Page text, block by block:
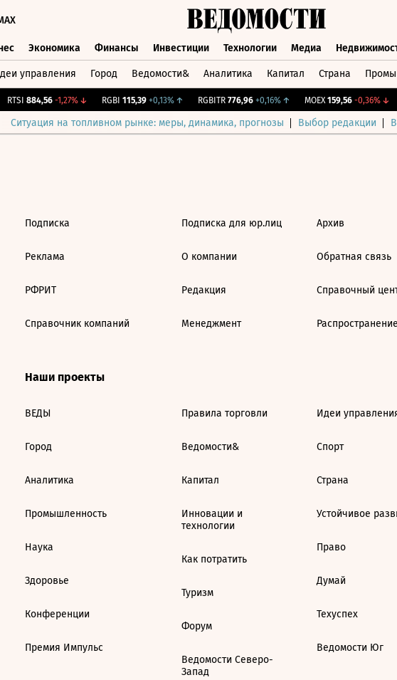
Экономика Финансы Инвестиции Технологии Медиа
управления Город Ведомости& Аналитика Капитал Страна
RTSI 884,56 -1,27%↓ RGBI 115,39 +0,13%↑ RGBITR 776,96 +0,16%↑ MOEX 159,56 -0,36%↓
Ситуация на топливном рынке: меры, динамика, прогнозы Выбор редакции
Подписка
Реклама
РФРИТ
Справочник компаний
Подписка для юр.лиц
О компании
Редакция
Менеджмент
Архив
Обратная связь
Справочный
Распространение
Наши проекты
ВЕДЫ
Город
Аналитика
Промышленность
Наука
Здоровье
Конференции
Премия Импульс
Правила торговли
Ведомости&
Капитал
Инновации и
технологии
Как потратить
Туризм
Форум
Ведомости Северо-
Запад
Идеи
Спорт
Страна
Устойчивое
Право
Думай
Техуспех
Ведомости Юг